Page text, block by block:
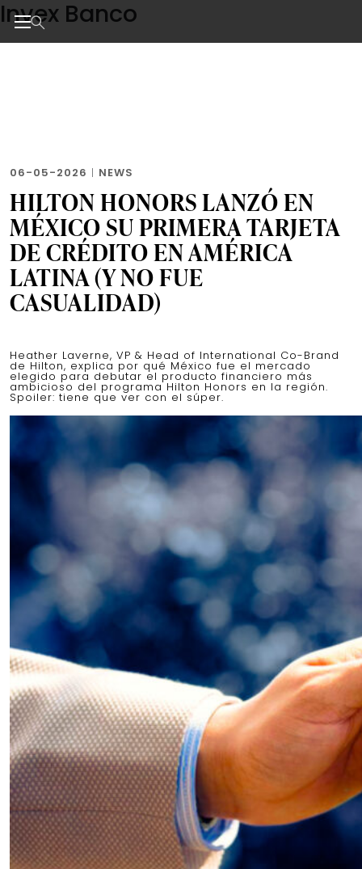
Skip
to
the
Invex Banco
06-05-2026 | NEWS
HILTON HONORS LANZÓ EN
MÉXICO SU PRIMERA TARJETA
DE CRÉDITO EN AMÉRICA
LATINA (Y NO FUE
CASUALIDAD)
Heather Laverne, VP & Head of International Co-Brand
de Hilton, explica por qué México fue el mercado
elegido para debutar el producto financiero más
ambicioso del programa Hilton Honors en la región.
Spoiler: tiene que ver con el súper.